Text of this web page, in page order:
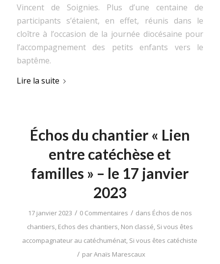
Vincent de Soignies. Plus d’une centaine de
participants s’étaient, en effet, réunis dans le
cloître à l’occasion de la journée diocésaine pour
l’accompagnement des petits enfants vers le
baptême.
Lire la suite
Échos du chantier « Lien
entre catéchèse et
familles » – le 17 janvier
2023
17 janvier 2023 / 0 Commentaires / dans Échos de nos
chantiers, Echos des chantiers, Non classé, Si vous êtes
accompagnateur au catéchuménat, Si vous êtes catéchiste
/ parAnaïs Marescaux